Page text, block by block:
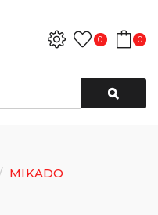
0 0
MIKADO